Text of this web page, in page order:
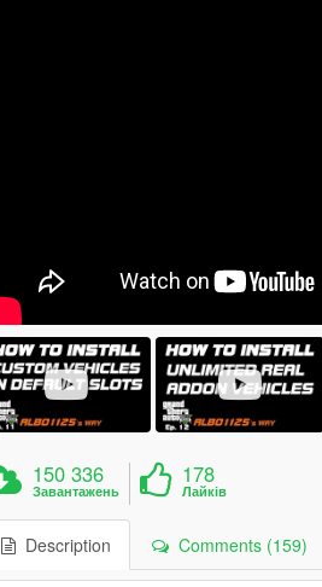
150 336
Завантажень
178
Лайків
Description Comments (159)